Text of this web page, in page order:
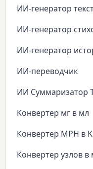
ИИ-генератор
ИИ-генератор
ИИ-генератор
ИИ-переводчик
ИИ Суммаризатор
Конвертер мг в мл
Конвертер MPH в
Конвертер узлов в